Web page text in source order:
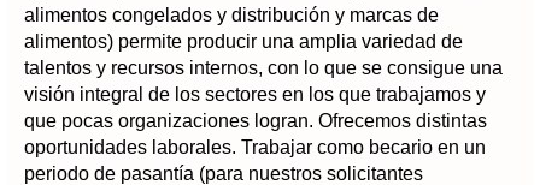
alimentos congelados y distribución y marcas de
alimentos) permite producir una amplia variedad de
talentos y recursos internos, con lo que se consigue una
visión integral de los sectores en los que trabajamos y
que pocas organizaciones logran. Ofrecemos distintas
oportunidades laborales. Trabajar como becario en un
periodo de pasantía (para nuestros solicitantes